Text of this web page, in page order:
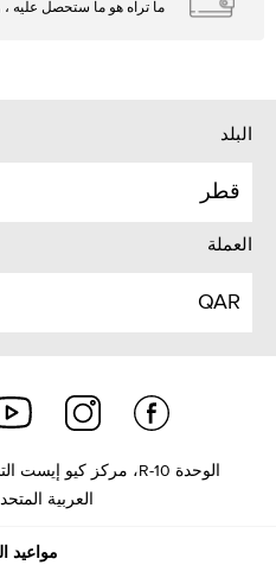
ما تراه هو ما ستحصل عليه ،
البلد
قطر
العملة
QAR
العربية المتحدة
مواعيد